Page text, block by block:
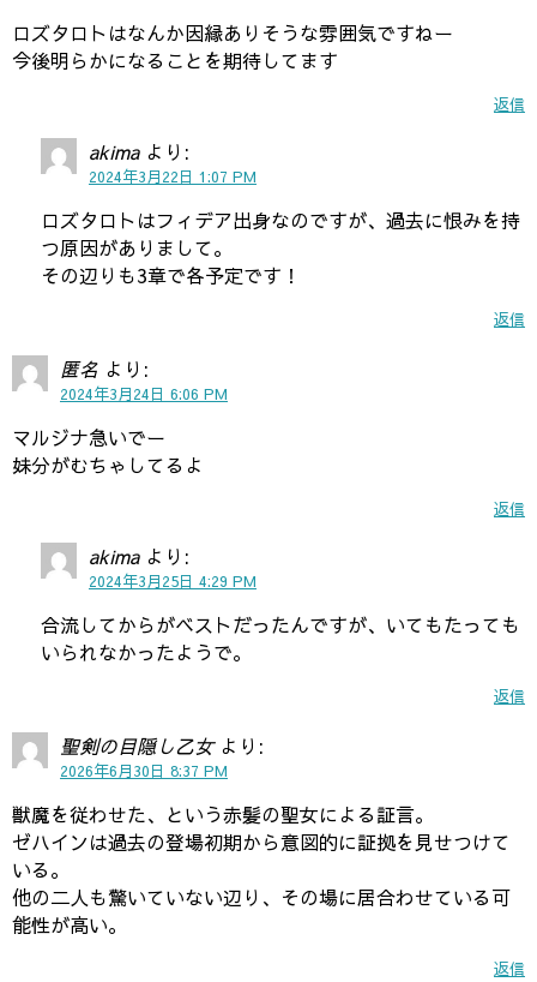
ロズタロトはなんか因縁ありそうな雰囲気ですねー
今後明らかになることを期待してます
返信
akima より:
2024年3月22日 1:07 PM
ロズタロトはフィデア出身なのですが、過去に恨みを持
つ原因がありまして。
その辺りも3章で各予定です！
返信
匿名 より:
2024年3月24日 6:06 PM
マルジナ急いでー
妹分がむちゃしてるよ
返信
akima より:
2024年3月25日 4:29 PM
合流してからがベストだったんですが、いてもたっても
いられなかったようで。
返信
聖剣の目隠し乙女 より:
2026年6月30日 8:37 PM
獣魔を従わせた、という赤髪の聖女による証言。
ゼハインは過去の登場初期から意図的に証拠を見せつけて
いる。
他の二人も驚いていない辺り、その場に居合わせている可
能性が高い。
返信